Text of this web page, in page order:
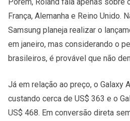
França, Alemanha e Reino Unido.
Samsung planeja realizar o
em janeiro, mas considerando o
brasileiros, é provável que não
Já em relação ao preço, o Galaxy
custando cerca de US$ 363 e o
US$ 468. Em conversão direta